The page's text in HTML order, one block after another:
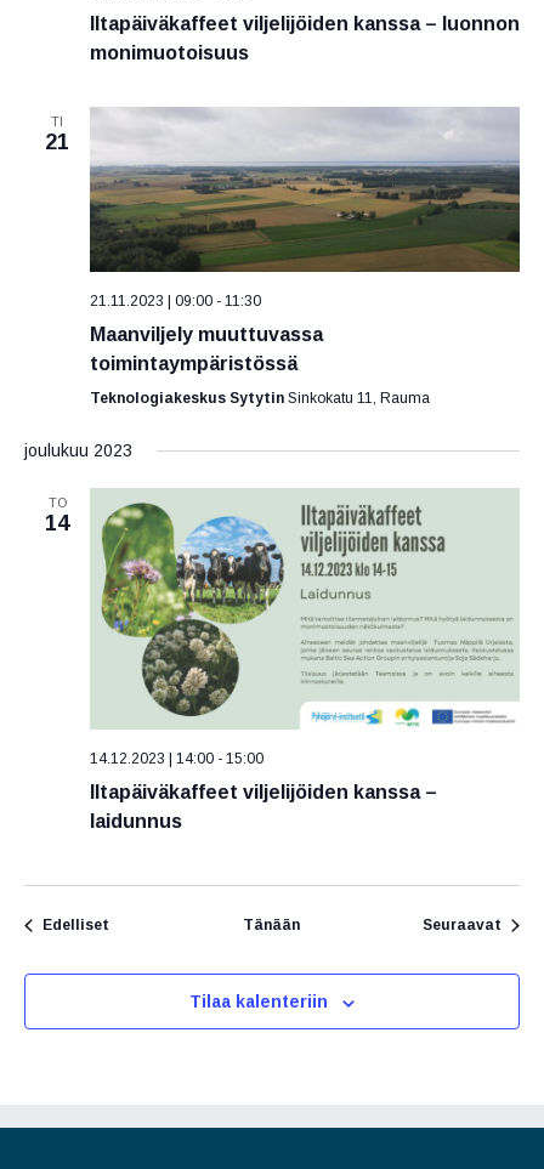
Iltapäiväkaffeet viljelijöiden kanssa – luonnon
monimuotoisuus
TI
21
21.11.2023 | 09:00 - 11:30
Maanviljely muuttuvassa
toimintaympäristössä
Teknologiakeskus Sytytin Sinkokatu 11, Rauma
joulukuu 2023
TO
14
14.12.2023 | 14:00 - 15:00
Iltapäiväkaffeet viljelijöiden kanssa –
laidunnus
Edelliset Tänään Seuraavat
Tilaa kalenteriin